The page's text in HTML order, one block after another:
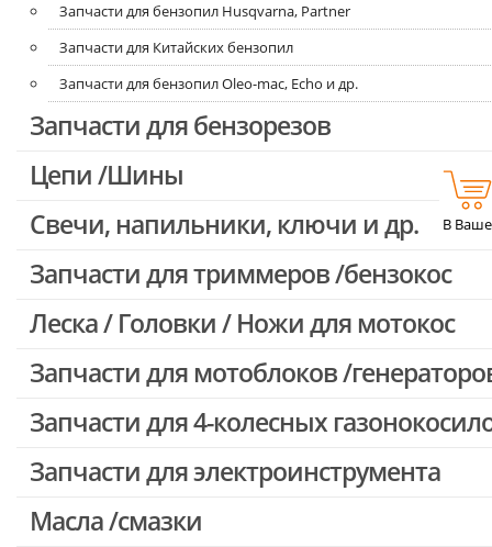
В
Запчасти для бензопил Husqvarna, Partner
Запчасти для Китайских бензопил
Запчасти для бензопил Oleo-mac, Echo и др.
Запчасти для бензорезов
Цепи /Шины
Свечи, напильники, ключи и др.
Запчасти для триммеров /бензокос
Запчасти для Китайских триммеров
Леска / Головки / Ножи для мотокос
Запчасти для мотоблоков /
Запчасти для 4-колесных
Запчасти для электроинструмента
Двигатели, редукторы для шуруповертов
Масла /смазки